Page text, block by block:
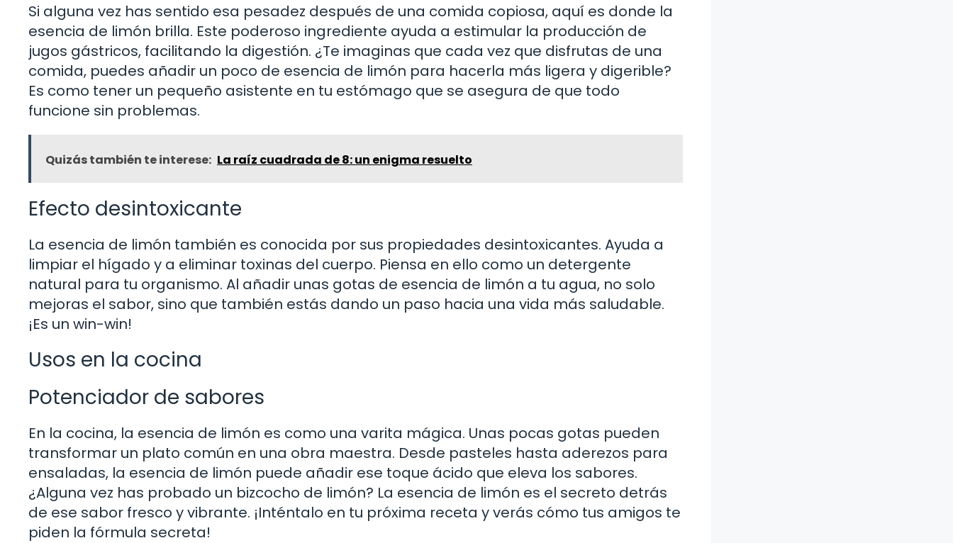
Si alguna vez has sentido esa pesadez después de una comida copiosa, aquí es donde la
esencia de limón brilla. Este poderoso ingrediente ayuda a estimular la producción de
jugos gástricos, facilitando la digestión. ¿Te imaginas que cada vez que disfrutas de una
comida, puedes añadir un poco de esencia de limón para hacerla más ligera y digerible?
Es como tener un pequeño asistente en tu estómago que se asegura de que todo
funcione sin problemas.
Quizás también te interese: La raíz cuadrada de 8: un enigma resuelto
Efecto desintoxicante
La esencia de limón también es conocida por sus propiedades desintoxicantes. Ayuda a
limpiar el hígado y a eliminar toxinas del cuerpo. Piensa en ello como un detergente
natural para tu organismo. Al añadir unas gotas de esencia de limón a tu agua, no solo
mejoras el sabor, sino que también estás dando un paso hacia una vida más saludable.
¡Es un win-win!
Usos en la cocina
Potenciador de sabores
En la cocina, la esencia de limón es como una varita mágica. Unas pocas gotas pueden
transformar un plato común en una obra maestra. Desde pasteles hasta aderezos para
ensaladas, la esencia de limón puede añadir ese toque ácido que eleva los sabores.
¿Alguna vez has probado un bizcocho de limón? La esencia de limón es el secreto detrás
de ese sabor fresco y vibrante. ¡Inténtalo en tu próxima receta y verás cómo tus amigos te
piden la fórmula secreta!